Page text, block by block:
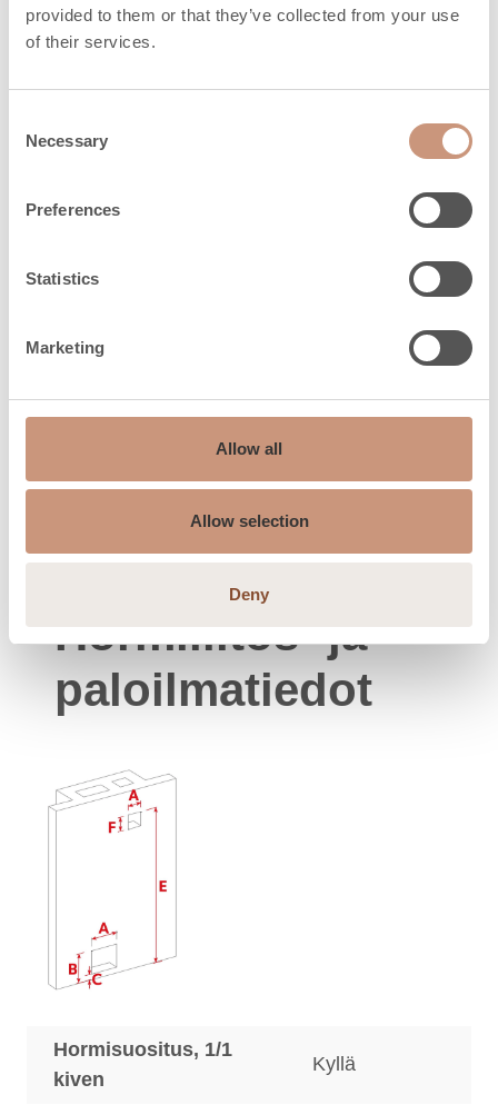
provided to them or that they’ve collected from your use
of their services.
Selection
Necessary
Preferences
Statistics
Marketing
Allow all
Allow selection
Deny
Polttopuun pituus voi vaihdella välillä
Suojaetäisyys sivulle
Suojaetäisyys ylös
Hormiliitos- ja
paloilmatiedot
Hormisuositus, 1/1
kiven
Kyllä